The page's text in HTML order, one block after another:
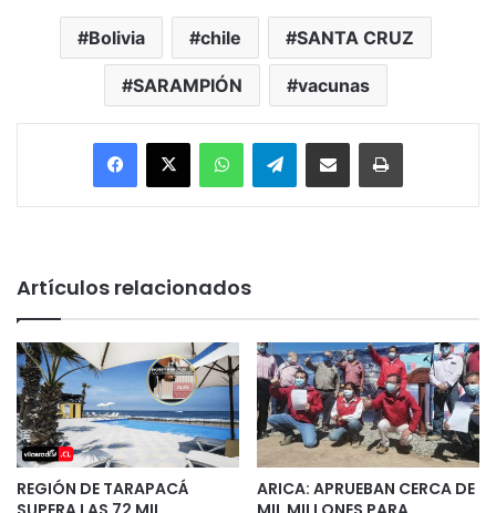
Bolivia chile SANTA CRUZ
SARAMPIÓN vacunas
Facebook
X WhatsAppTelegramEnviar vía email Imprimir
Artículos relacionados
REGIÓN DE TARAPACÁ
ARICA: APRUEBAN CERCA DE